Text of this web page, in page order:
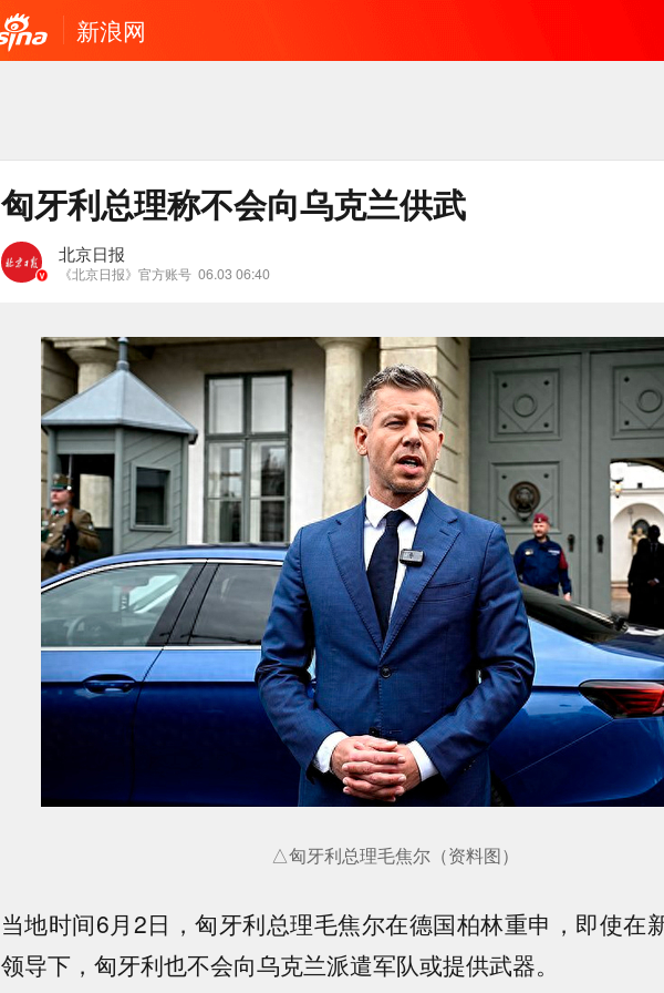
新浪网
匈牙利总理称不会向乌克兰供武
北京日报
《北京日报》官方账号 06.03 06:40
△匈牙利总理毛焦尔（资料图）
当地时间6月2日，匈牙利总理毛焦尔在德国柏林重申，即使在
领导下，匈牙利也不会向乌克兰派遣军队或提供武器。